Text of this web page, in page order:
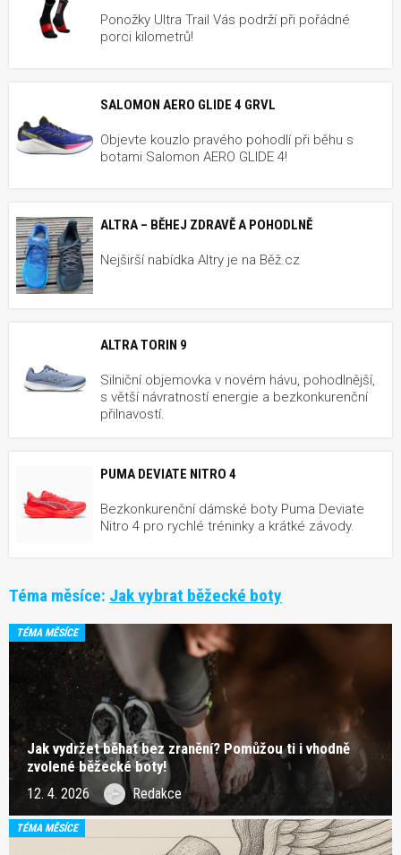
Ponožky Ultra Trail Vás podrží při pořádné
porci kilometrů!
SALOMON AERO GLIDE 4 GRVL
Objevte kouzlo pravého pohodlí při běhu s
botami Salomon AERO GLIDE 4!
ALTRA – BĚHEJ ZDRAVĚ A POHODLNĚ
Nejširší nabídka Altry je na Běž.cz
ALTRA TORIN 9
Silniční objemovka v novém hávu, pohodlnější,
s větší návratností energie a bezkonkurenční
přilnavostí.
PUMA DEVIATE NITRO 4
Bezkonkurenční dámské boty Puma Deviate
Nitro 4 pro rychlé tréninky a krátké závody.
Téma měsíce: Jak vybrat běžecké boty
TÉMA MĚSÍCE
Jak vydržet běhat bez zranění? Pomůžou ti i vhodně
zvolené běžecké boty!
12. 4. 2026 Redakce
TÉMA MĚSÍCE